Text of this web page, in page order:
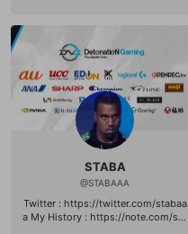
STABA
@STABAAA
Twitter : https://twitter.com/stabaa
a My History : https://note.com/sta